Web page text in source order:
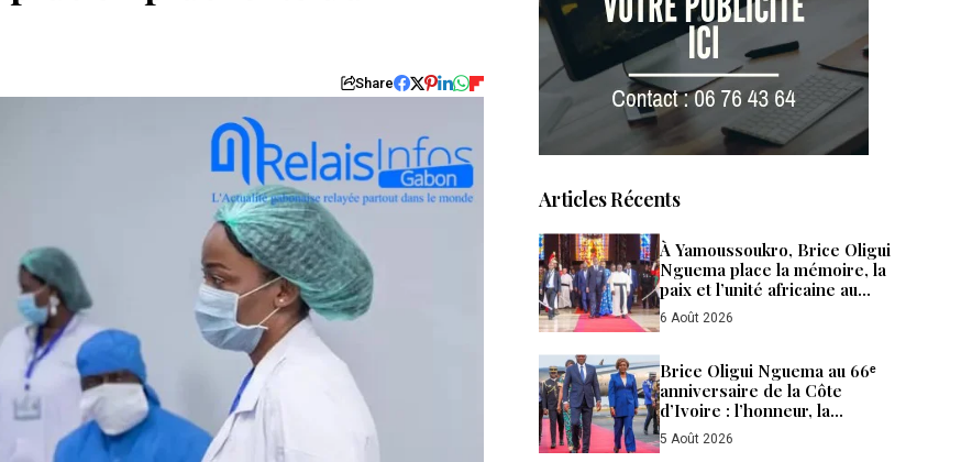
Share
Articles Récents
À Yamoussoukro, Brice Oligui
Nguema place la mémoire, la
paix et l’unité africaine au
cœur de sa diplomatie
6 Août 2026
Brice Oligui Nguema au 66ᵉ
anniversaire de la Côte
d’Ivoire : l’honneur, la
diplomatie et les affaires
5 Août 2026